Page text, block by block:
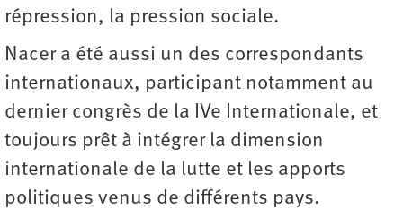
répression, la pression sociale.
Nacer a été aussi un des correspondants
internationaux, participant notamment au
dernier congrès de la IVe Internationale, et
toujours prêt à intégrer la dimension
internationale de la lutte et les apports
politiques venus de différents pays.